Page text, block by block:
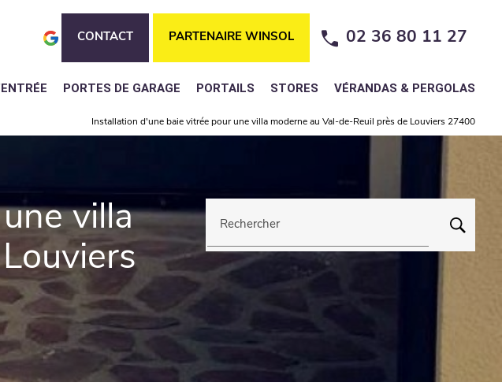
CONTACT PARTENAIRE WINSOL 02 36 80 11 27
PORTES DE GARAGE PORTAILS STORES VÉRANDAS & PERGOLAS
Installation d'une baie vitrée pour une villa moderne au Val-de-Reuil près de Louviers 27400
villa
Rechercher